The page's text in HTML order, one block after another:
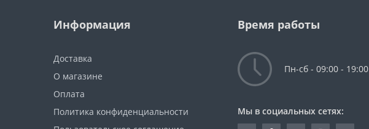
Информация
Доставка
О магазине
Оплата
Политика конфиденциальности
Время работы
Пн-сб - 09:00 - 19:00
Мы в социальных сетях: